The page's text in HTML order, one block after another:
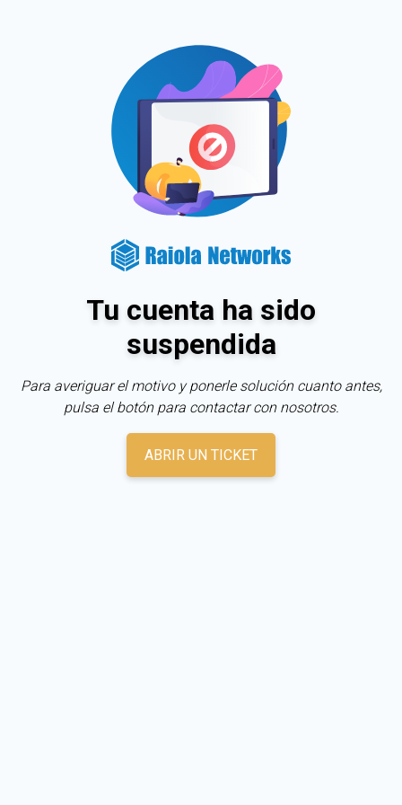
Tu cuenta ha sido
suspendida
Para averiguar el motivo y ponerle solución cuanto antes,
pulsa el botón para contactar con nosotros.
ABRIR UN TICKET